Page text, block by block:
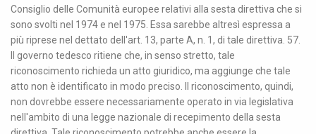
Consiglio delle Comunità europee relativi alla sesta direttiva che si
sono svolti nel 1974 e nel 1975. Essa sarebbe altresì espressa a
più riprese nel dettato dell'art. 13, parte A, n. 1, di tale direttiva. 57.
Il governo tedesco ritiene che, in senso stretto, tale
riconoscimento richieda un atto giuridico, ma aggiunge che tale
atto non è identificato in modo preciso. Il riconoscimento, quindi,
non dovrebbe essere necessariamente operato in via legislativa
nell'ambito di una legge nazionale di recepimento della sesta